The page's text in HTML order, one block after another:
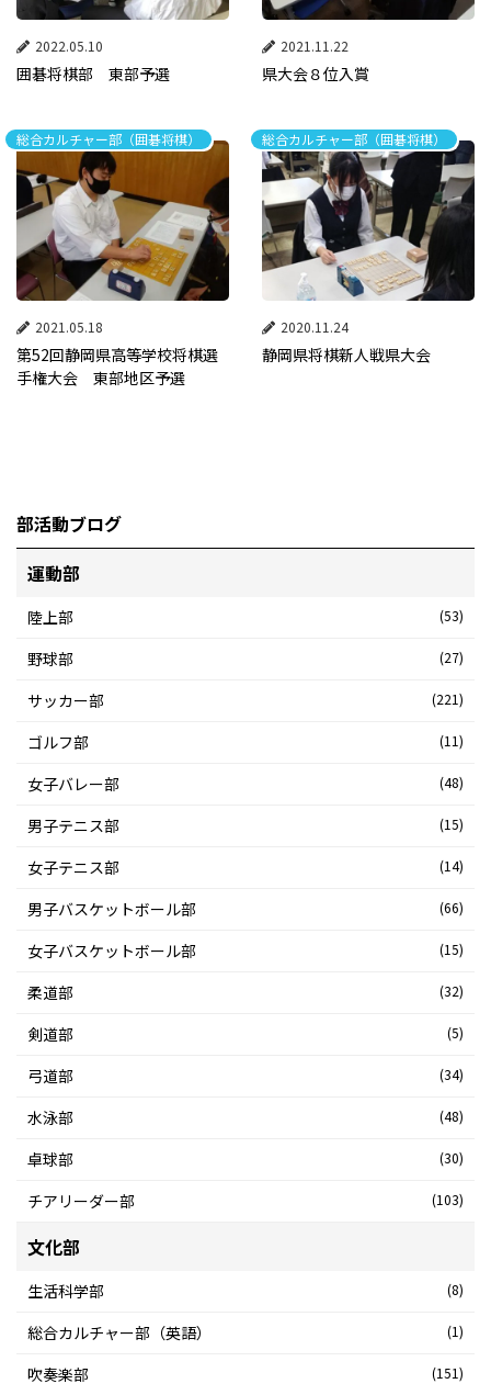
2022.05.10
囲碁将棋部 東部予選
2021.11.22
県大会８位入賞
総合カルチャー部（囲碁将棋）
2021.05.18
第52回静岡県高等学校将棋選
手権大会 東部地区予選
総合カルチャー部（囲碁将棋）
2020.11.24
静岡県将棋新人戦県大会
部活動ブログ
運動部
陸上部 (53)
野球部 (27)
サッカー部 (221)
ゴルフ部 (11)
女子バレー部 (48)
男子テニス部 (15)
女子テニス部 (14)
男子バスケットボール部 (66)
女子バスケットボール部 (15)
柔道部 (32)
剣道部 (5)
弓道部 (34)
水泳部 (48)
卓球部 (30)
チアリーダー部 (103)
文化部
生活科学部 (8)
総合カルチャー部（英語） (1)
吹奏楽部 (151)